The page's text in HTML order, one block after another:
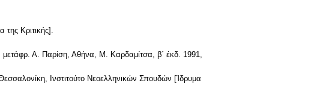
Κριτικής].
Α. Παρίση, Αθήνα, Μ. Καρδαμίτσα, β´ έκδ. 1991,
Ινστιτούτο Νεοελληνικών Σπουδών [Ίδρυμα